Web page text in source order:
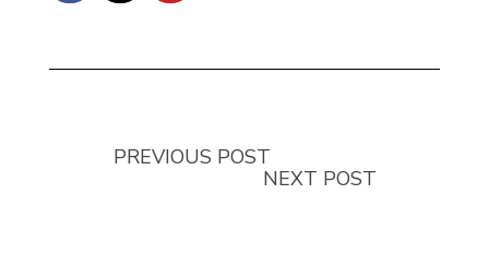
PREVIOUS POST
NEXT POST